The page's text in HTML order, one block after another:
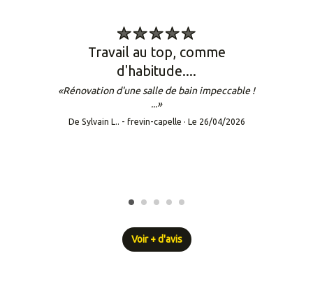
travail au top, comme
d'habitude....
«Rénovation d'une salle de bain impeccable !
...»
De Sylvain L.. - frevin-capelle · Le 26/04/2026
Voir + d'avis